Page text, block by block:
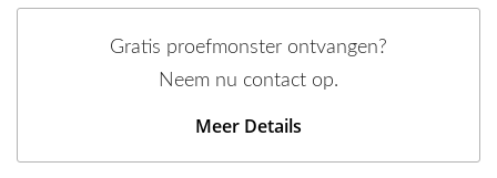
Gratis proefmonster ontvangen?
Neem nu contact op.
Meer Details